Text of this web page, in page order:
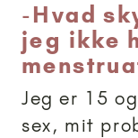
-Hvad
jeg ikke
Jeg er 15
sex, mit